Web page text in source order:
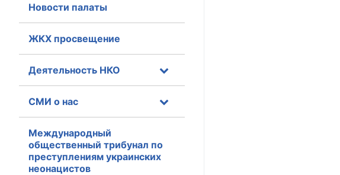
Новости палаты
ЖКХ просвещение
Деятельность НКО
СМИ о нас
Международный
общественный трибунал по
преступлениям украинских
неонацистов